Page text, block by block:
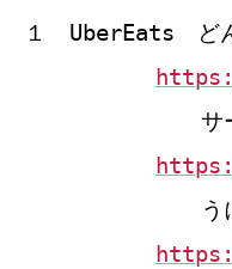
１ UberEats ど
サー
うに